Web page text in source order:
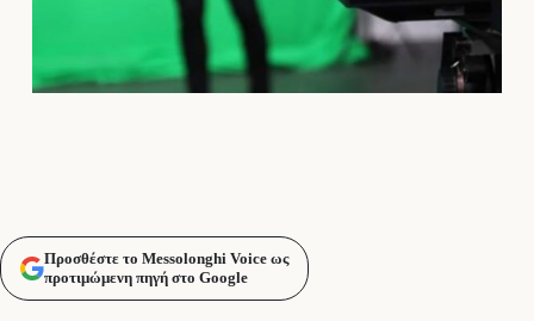
Προσθέστε το Messolonghi Voice ως
προτιμώμενη πηγή στο Google